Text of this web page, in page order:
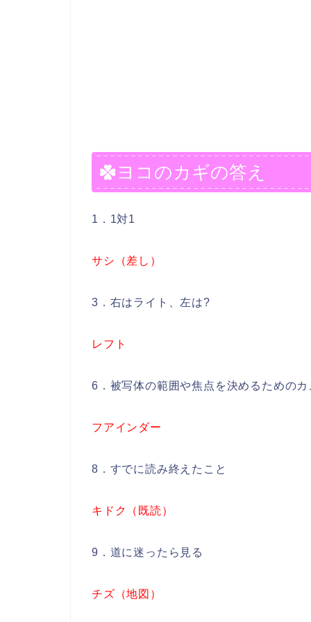
ヨコのカギの答え
1．1対1
サシ（差し）
3．右はライト、左は?
レフト
6．被写体の範囲や焦点を決めるための
フアインダー
8．すでに読み終えたこと
キドク（既読）
9．道に迷ったら見る
チズ（地図）